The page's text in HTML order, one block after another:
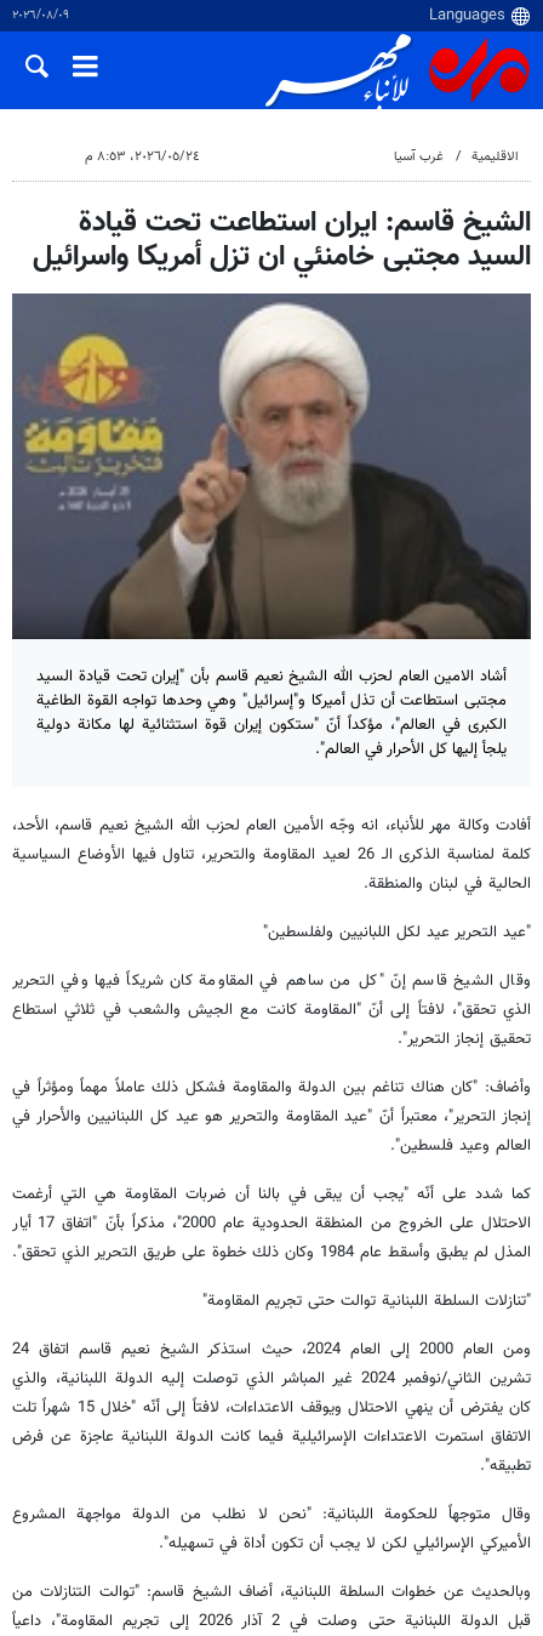
٠٩‏/٠٨‏/٢٠٢٦
الاقلیمیة غرب آسیا ٢٤‏/٠٥‏/٢٠٢٦، ٨:٥٣ م
الشيخ قاسم: ايران استطاعت تحت قيادة
السيد مجتبى خامنئي ان تزل أمريكا واسرائيل
أشاد الامين العام لحزب الله الشيخ نعيم قاسم بأن "إيران تحت قيادة السيد
مجتبى استطاعت أن تذل أميركا و"إسرائيل" وهي وحدها تواجه القوة الطاغية
الكبرى في العالم"، مؤكداً أنّ "ستكون إيران قوة استثنائية لها مكانة دولية
يلجأ إليها كل الأحرار في العالم".
أفادت وكالة مهر للأنباء، انه وجّه الأمين العام لحزب الله الشيخ نعيم قاسم، الأحد،
كلمة لمناسبة الذكرى الـ 26 لعيد المقاومة والتحرير، تناول فيها الأوضاع السياسية
الحالية في لبنان والمنطقة.
"عيد التحرير عيد لكل اللبانيين ولفلسطين"
وقال الشيخ قاسم إنّ "كل من ساهم في المقاومة كان شريكاً فيها وفي التحرير
الذي تحقق"، لافتاً إلى أنّ "المقاومة كانت مع الجيش والشعب في ثلاثي استطاع
تحقيق إنجاز التحرير".
وأضاف: "كان هناك تناغم بين الدولة والمقاومة فشكل ذلك عاملاً مهماً ومؤثراً في
إنجاز التحرير"، معتبراً أنّ "عيد المقاومة والتحرير هو عيد كل اللبنانيين والأحرار في
العالم وعيد فلسطين".
كما شدد على أنّه "يجب أن يبقى في بالنا أن ضربات المقاومة هي التي أرغمت
الاحتلال على الخروج من المنطقة الحدودية عام 2000"، مذكراً بأنّ "اتفاق 17 أيار
المذل لم يطبق وأسقط عام 1984 وكان ذلك خطوة على طريق التحرير الذي تحقق".
"تنازلات السلطة اللبنانية توالت حتى تجريم المقاومة"
ومن العام 2000 إلى العام 2024، حيث استذكر الشيخ نعيم قاسم اتفاق 24
تشرين الثاني/نوفمبر 2024 غير المباشر الذي توصلت إليه الدولة اللبنانية، والذي
كان يفترض أن ينهي الاحتلال ويوقف الاعتداءات، لافتاً إلى أنّه "خلال 15 شهراً تلت
الاتفاق استمرت الاعتداءات الإسرائيلية فيما كانت الدولة اللبنانية عاجزة عن فرض
تطبيقه".
وقال متوجهاً للحكومة اللبنانية: "نحن لا نطلب من الدولة مواجهة المشروع
الأميركي الإسرائيلي لكن لا يجب أن تكون أداة في تسهيله".
وبالحديث عن خطوات السلطة اللبنانية، أضاف الشيخ قاسم: "توالت التنازلات من
قبل الدولة اللبنانية حتى وصلت في 2 آذار 2026 إلى تجريم المقاومة"، داعياً